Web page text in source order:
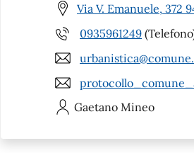
Via V. Emanuele, 372
0935961249
Gaetano Mineo